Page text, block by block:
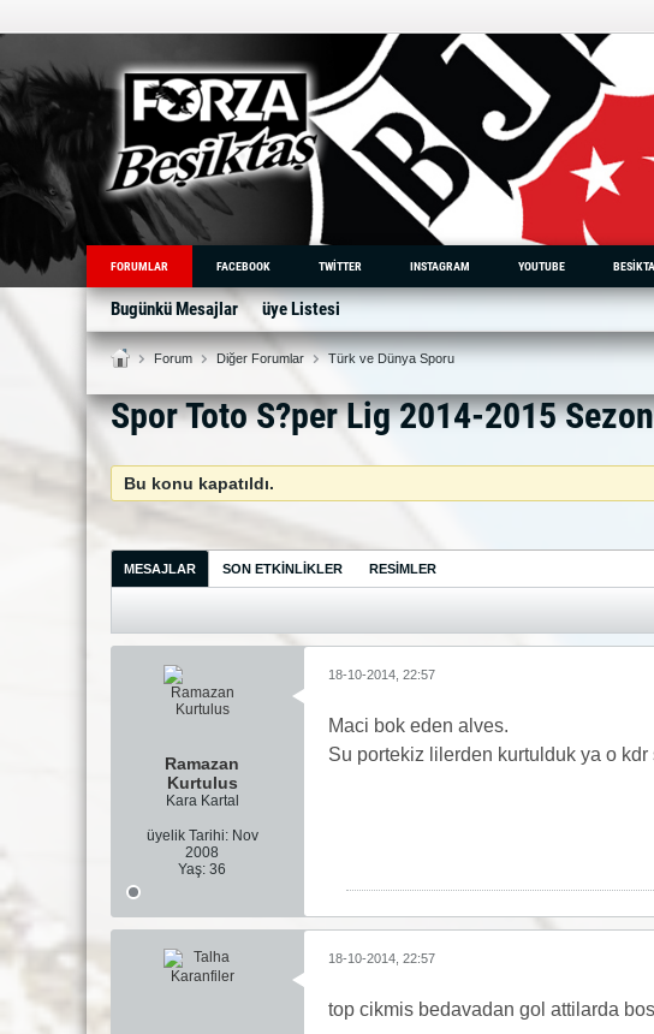
FORUMLAR FACEBOOK TWITTER INSTAGRAM YOUTUBE
Bugünkü Mesajlar üye Listesi
Forum Diğer Forumlar Türk ve Dünya Sporu
Spor Toto S?per Lig 2014-2015
Bu konu kapatıldı.
MESAJLAR SON ETKINLIKLER RESIMLER
Ramazan
Kurtulus
Kara Kartal
üyelik Tarihi: Nov
2008
Yaş: 36
18-10-2014, 22:57
Maci bok eden alves.
Su portekiz lilerden kurtulduk ya o
18-10-2014, 22:57
top cikmis bedavadan gol attilarda